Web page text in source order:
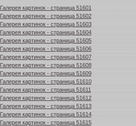
Галерея картинок - страница 51601
Галерея картинок - страница 51602
Галерея картинок - страница 51603
Галерея картинок - страница 51604
Галерея картинок - страница 51605
Галерея картинок - страница 51606
Галерея картинок - страница 51607
Галерея картинок - страница 51608
Галерея картинок - страница 51609
Галерея картинок - страница 51610
Галерея картинок - страница 51611
Галерея картинок - страница 51612
Галерея картинок - страница 51613
Галерея картинок - страница 51614
Галерея картинок - страница 51615